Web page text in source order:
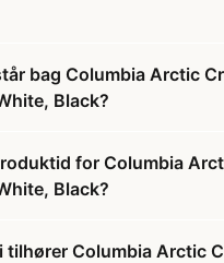
bag Columbia Arctic
Black?
for Columbia
Black?
Columbia Arctic